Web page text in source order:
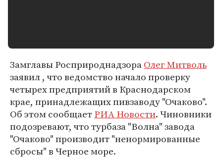
Замглавы РосприроднадзораОлег Митволь
заявил , что ведомство начало проверку
четырех предприятий в Краснодарском
крае, принадлежащих пивзаводу "Очаково".
Об этом сообщаетРИА Новости. Чиновники
подозревают, что турбаза "Волна" завода
"Очаково" производит "ненормированные
сбросы" в Черное море.